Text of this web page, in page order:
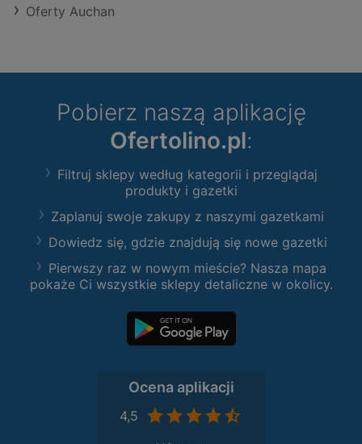
Oferty Auchan
Pobierz naszą aplikację
Ofertolino.pl:
Filtruj sklepy według kategorii i przeglądaj
produkty i gazetki
Zaplanuj swoje zakupy z naszymi gazetkami
Dowiedz się, gdzie znajdują się nowe gazetki
Pierwszy raz w nowym mieście? Nasza mapa
pokaże Ci wszystkie sklepy detaliczne w okolicy.
Ocena aplikacji
4,5